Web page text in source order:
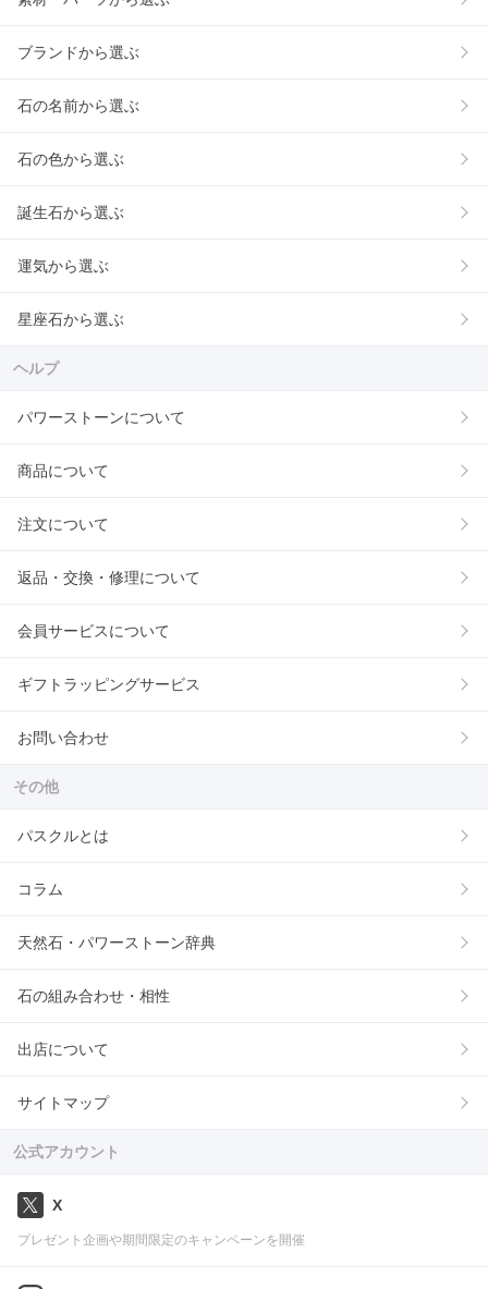
ブランドから選ぶ
石の名前から選ぶ
石の色から選ぶ
誕生石から選ぶ
運気から選ぶ
星座石から選ぶ
ヘルプ
パワーストーンについて
商品について
注文について
返品・交換・修理について
会員サービスについて
ギフトラッピングサービス
お問い合わせ
その他
パスクルとは
コラム
天然石・パワーストーン辞典
石の組み合わせ・相性
出店について
サイトマップ
公式アカウント
X
プレゼント企画や期間限定のキャンペーンを開催